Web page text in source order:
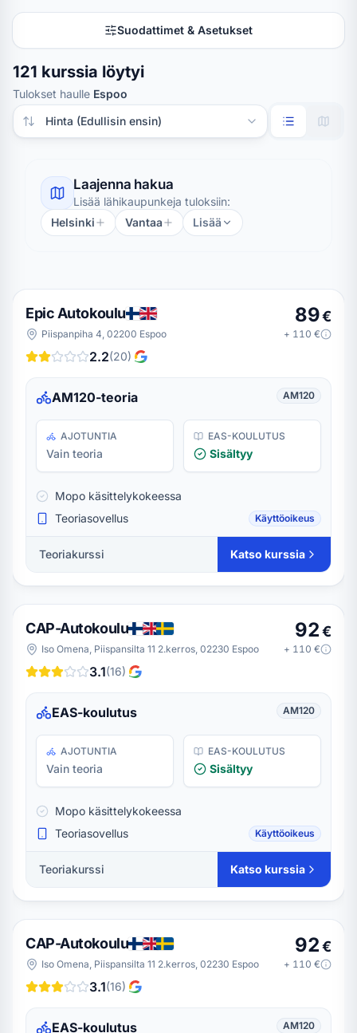
Suodattimet & Asetukset
121 kurssia löytyi
Tulokset haulle Espoo
Järjestä tulokset
Laajenna hakua
Lisää lähikaupunkeja tuloksiin:
Helsinki
Vantaa Lisää
Epic Autokoulu
Piispanpiha 4, 02200 Espoo
2.2(20)
89€
+ 110 €
AM120-teoria AM120
AJOTUNTIA
Vain teoria
EAS-KOULUTUS
Sisältyy
Mopo käsittelykokeessa
Teoriasovellus
Käyttöoikeus
Teoriakurssi Katso kurssia
CAP-Autokoulu
Iso Omena, Piispansilta 11 2.kerros, 02230 Espoo
3.1(16)
92€
+ 110 €
EAS-koulutus AM120
AJOTUNTIA
Vain teoria
EAS-KOULUTUS
Sisältyy
Mopo käsittelykokeessa
Teoriasovellus
Käyttöoikeus
Teoriakurssi Katso kurssia
CAP-Autokoulu
Iso Omena, Piispansilta 11 2.kerros, 02230 Espoo
3.1(16)
92€
+ 110 €
EAS-koulutus AM120